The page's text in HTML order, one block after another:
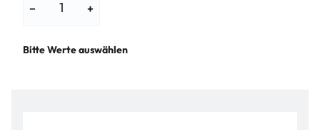
− +
Bitte Werte auswählen